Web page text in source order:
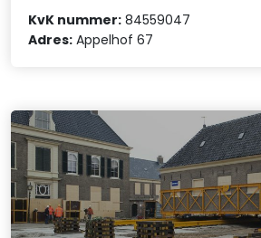
KvK nummer: 84559047
Adres: Appelhof 67